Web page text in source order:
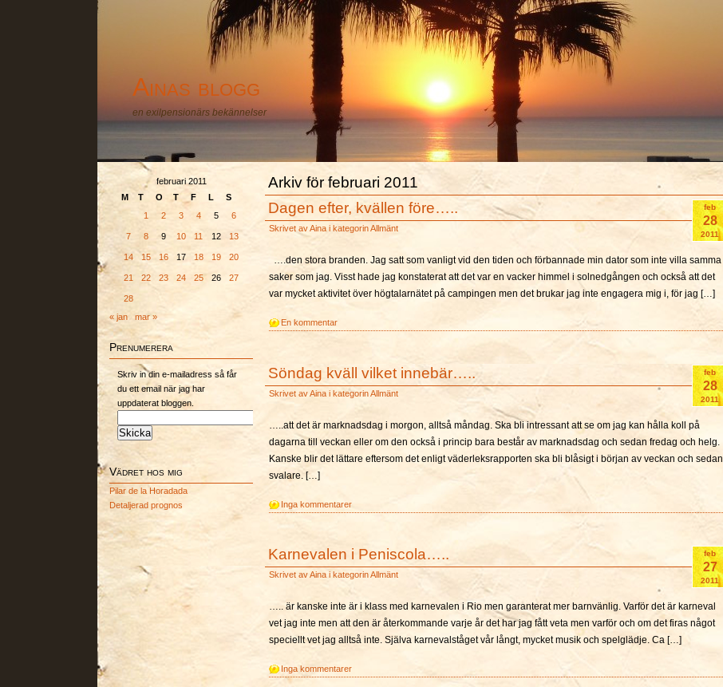
Ainas blogg
en exilpensionärs bekännelser
februari 2011
M
T O T F L
S
1
2 3 4 5 6
7 8 9 10 11 12 13
14 15 16 17 18 19 20
21 22 23 24 25 26 27
28
« jan
mar »
Prenumerera
Skriv in din e-mailadress så får
du ett email när jag har
uppdaterat bloggen.
Vädret hos mig
Pilar de la Horadada
Detaljerad prognos
Arkiv för februari 2011
feb
28
2011
Dagen efter, kvällen före…..
Skrivet avAina i kategorinAllmänt
….den stora branden. Jag satt som vanligt vid den tiden och förbannade min dator som inte villa samma
saker som jag. Visst hade jag konstaterat att det var en vacker himmel i solnedgången och också att det
var mycket aktivitet över högtalarnätet på campingen men det brukar jag inte engagera mig i, för jag […]
En kommentar
feb
28
2011
Söndag kväll vilket innebär…..
Skrivet avAina i kategorinAllmänt
…..att det är marknadsdag i morgon, alltså måndag. Ska bli intressant att se om jag kan hålla koll på
dagarna till veckan eller om den också i princip bara består av marknadsdag och sedan fredag och helg.
Kanske blir det lättare eftersom det enligt väderleksrapporten ska bli blåsigt i början av veckan och sedan
svalare. […]
Inga kommentarer
feb
27
2011
Karnevalen i Peniscola…..
Skrivet avAina i kategorinAllmänt
….. är kanske inte är i klass med karnevalen i Rio men garanterat mer barnvänlig. Varför det är karneval
vet jag inte men att den är återkommande varje år det har jag fått veta men varför och om det firas något
speciellt vet jag alltså inte. Själva karnevalståget vår långt, mycket musik och spelglädje. Ca […]
Inga kommentarer